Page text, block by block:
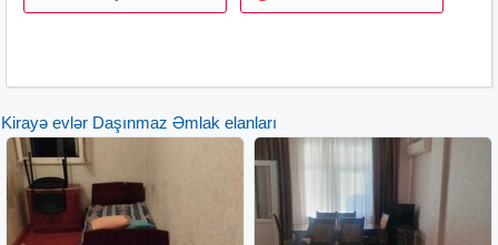
Kirayə evlər Daşınmaz Əmlak elanları